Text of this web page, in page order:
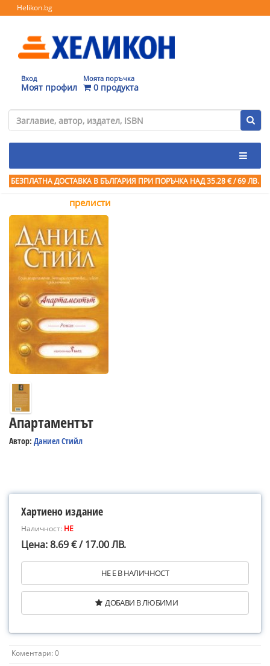
Helikon.bg
Вход
Моят профил
Моята поръчка
0 продукта
БЕЗПЛАТНА ДОСТАВКА В БЪЛГАРИЯ ПРИ ПОРЪЧКА НАД 35.28 € / 69 ЛВ.
прелисти
Апартаментът
Автор: Даниел Стийл
Хартиено издание
Наличност: НЕ
Цена: 8.69 € / 17.00 ЛВ.
НЕ Е В НАЛИЧНОСТ
ДОБАВИ В ЛЮБИМИ
Коментари: 0